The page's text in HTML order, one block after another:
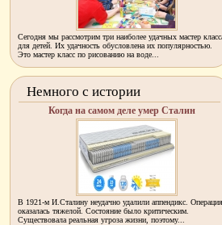
Сегодня мы рассмотрим три наиболее удачных мастер
для детей. Их удачность обусловлена их популярностью.
Это мастер класс по рисованию на воде...
Немного с истории
Когда на самом деле умер Сталин
В 1921-м И.Сталину неудачно удалили аппендикс. Операция
оказалась тяжелой. Состояние было критическим.
Существовала реальная угроза жизни, поэтому...